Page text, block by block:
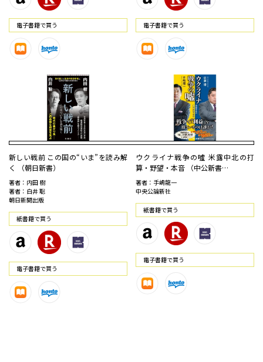
電⼦書籍で買う 電⼦書籍で買う
新しい戦前 この国の“いま”を読み解
く （朝日新書）
著者：内田 樹
著者：白井 聡
朝日新聞出版
紙書籍で買う
電⼦書籍で買う
ウクライナ戦争の噓 米露中北の打
算・野望・本音 （中公新書…
著者：手嶋龍一
中央公論新社
紙書籍で買う
電⼦書籍で買う